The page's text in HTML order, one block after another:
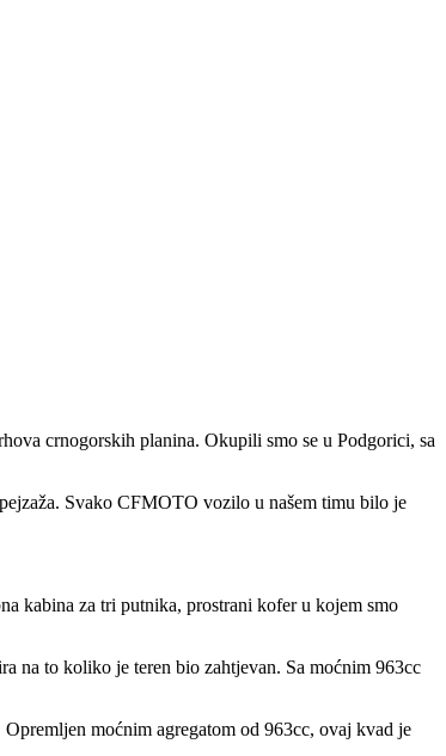
crnogorskih planina. Okupili smo se u Podgorici, sa
Svako CFMOTO vozilo u našem timu bilo je
kabina za tri putnika, prostrani kofer u kojem smo
na to koliko je teren bio zahtjevan. Sa moćnim 963cc
moćnim agregatom od 963cc, ovaj kvad je